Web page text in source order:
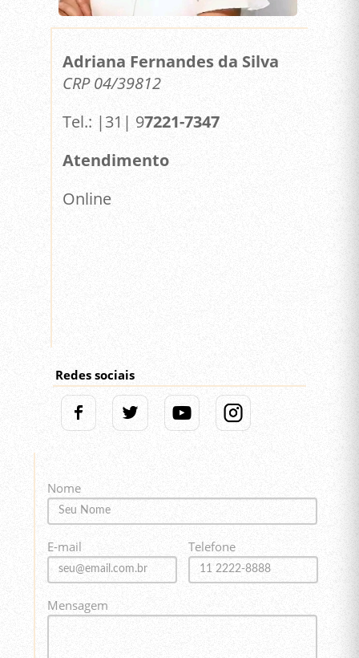
Adriana Fernandes da Silva
CRP 04/39812
Tel.: |31| 97221-7347
Atendimento
Online
Redes sociais
Nome
E-mail Telefone
Mensagem